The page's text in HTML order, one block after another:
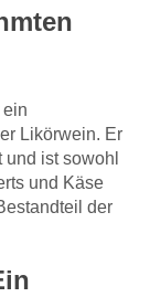
ein
Likörwein. Er
ist sowohl
und Käse
der